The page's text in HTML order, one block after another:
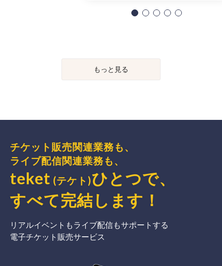
もっと見る
チケット販売関連業務も、
ライブ配信関連業務も、
teket (テケト)ひとつで、
すべて完結 します ！
リアルイベントもライブ配信もサポートする
電子チケット販売サービス